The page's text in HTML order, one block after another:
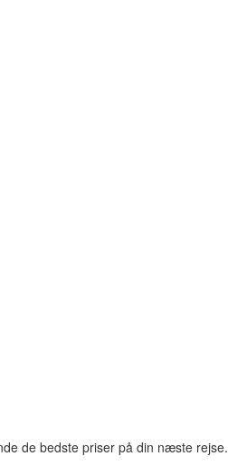
de bedste priser på din næste rejse.